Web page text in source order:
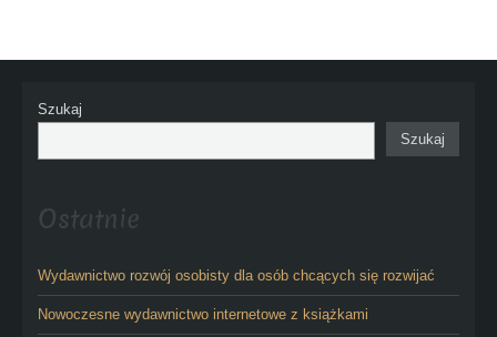
Szukaj
Szukaj
Ostatnie
Wydawnictwo rozwój osobisty dla osób chcących się rozwijać
Nowoczesne wydawnictwo internetowe z książkami